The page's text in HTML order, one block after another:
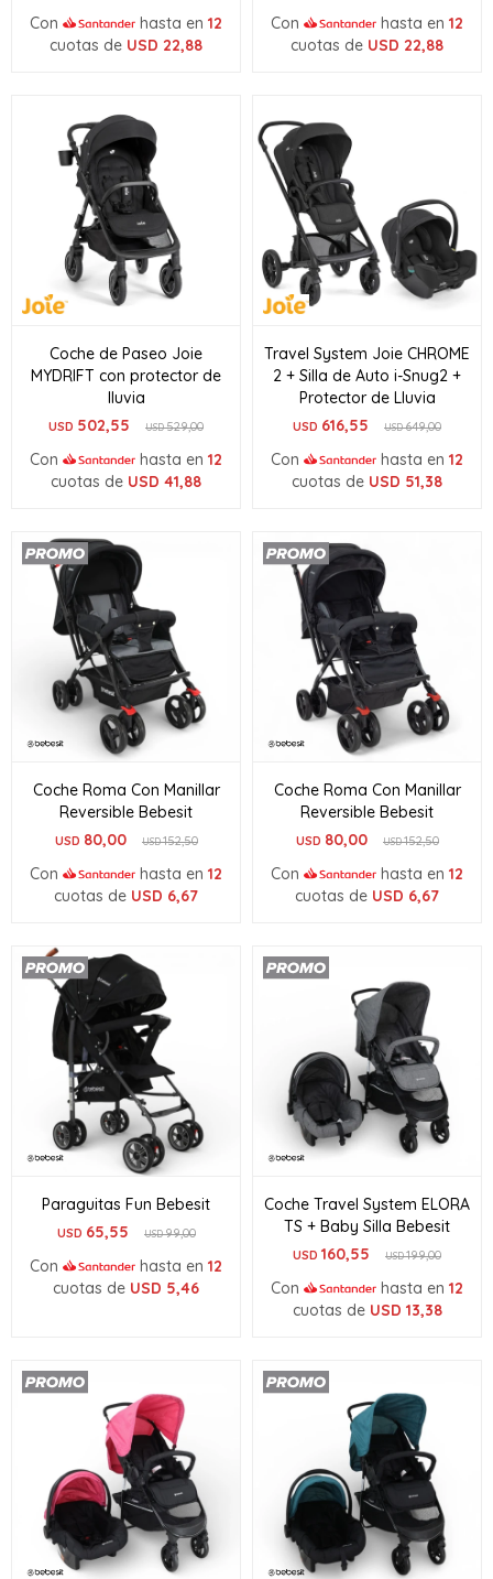
Con hasta en 12
cuotas de USD 22,88
Con hasta en 12
cuotas de USD 22,88
Coche de Paseo Joie
MYDRIFT con protector de
lluvia
USD 502,55 USD529,00
Con hasta en 12
cuotas de USD 41,88
Travel System Joie CHROME
2 + Silla de Auto i-Snug2 +
Protector de Lluvia
USD 616,55 USD649,00
Con hasta en 12
cuotas de USD 51,38
Coche Roma Con Manillar
Reversible Bebesit
USD 80,00 USD152,50
Con hasta en 12
cuotas de USD 6,67
Coche Roma Con Manillar
Reversible Bebesit
USD 80,00 USD152,50
Con hasta en 12
cuotas de USD 6,67
Paraguitas Fun Bebesit
USD 65,55 USD99,00
Con hasta en 12
cuotas de USD 5,46
Coche Travel System ELORA
TS + Baby Silla Bebesit
USD 160,55 USD199,00
Con hasta en 12
cuotas de USD 13,38